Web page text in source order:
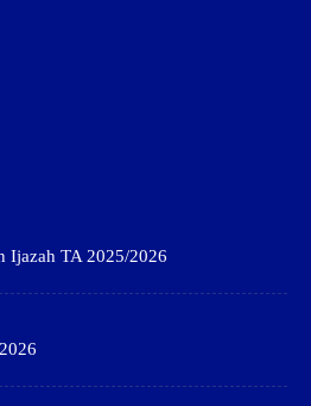
Ijazah TA 2025/2026